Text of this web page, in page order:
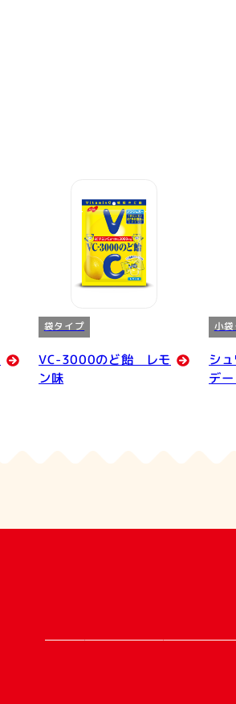
袋タイプ
VC-3000のど飴 レモ
ン味
小
シ
デ